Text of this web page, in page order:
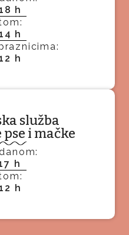
h
h
h
služba
i mačke
h
h